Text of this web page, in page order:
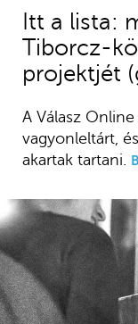
Itt a lista:
Tiborcz-
projektjét
A Válasz
vagyonleltárt,
akartak tartani.